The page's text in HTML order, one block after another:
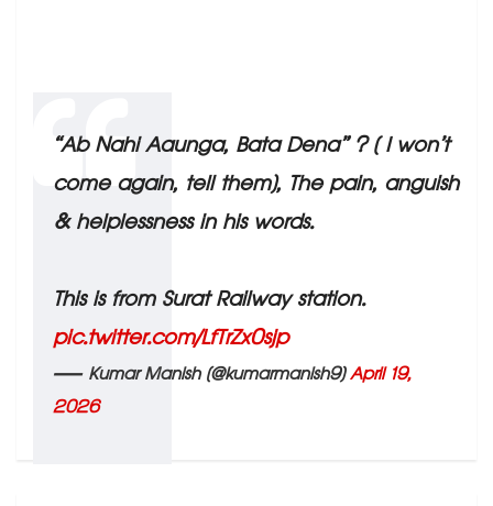
“Ab Nahi Aaunga, Bata Dena” ? ( I won’t
come again, tell them), The pain, anguish
& helplessness in his words.
This is from Surat Railway station.
pic.twitter.com/LfTrZx0sjp
— Kumar Manish (@kumarmanish9)April 19,
2026